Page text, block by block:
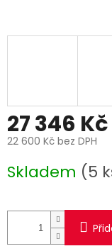
27 346 Kč
22 600 Kč bez DPH
cena:
Skladem (5